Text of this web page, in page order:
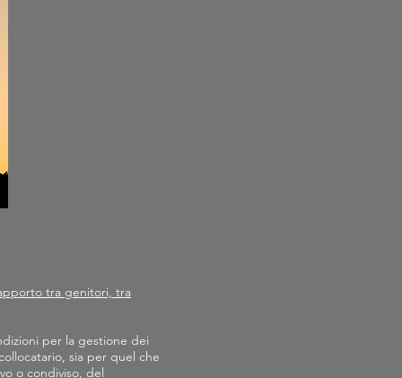
tra genitori, tra
per la gestione dei
sia per quel che
o condiviso, del